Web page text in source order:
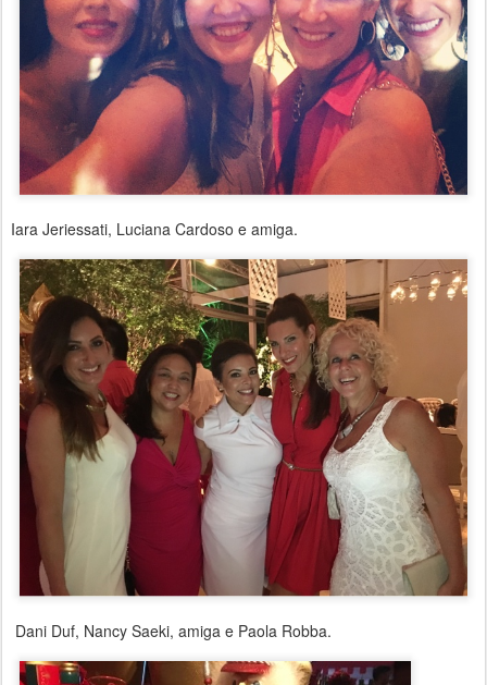
Iara Jeriessati, Luciana Cardoso e amiga.
Dani Duf, Nancy Saeki, amiga e Paola Robba.